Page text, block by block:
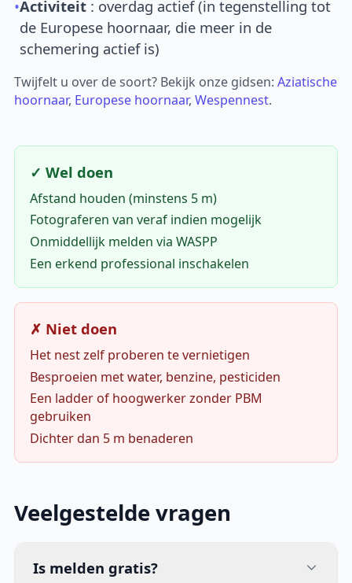
•Activiteit : overdag actief (in tegenstelling tot
de Europese hoornaar, die meer in de
schemering actief is)
Twijfelt u over de soort? Bekijk onze gidsen:Aziatische
hoornaar, Europese hoornaar,Wespennest.
✓ Wel doen
Afstand houden (minstens 5 m)
Fotograferen van veraf indien mogelijk
Onmiddellijk melden via WASPP
Een erkend professional inschakelen
✗ Niet doen
Het nest zelf proberen te vernietigen
Besproeien met water, benzine, pesticiden
Een ladder of hoogwerker zonder PBM
gebruiken
Dichter dan 5 m benaderen
Veelgestelde vragen
Is melden gratis?